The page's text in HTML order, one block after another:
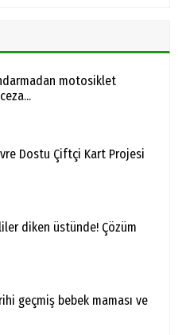
motosiklet
Dostu Çiftçi Kart Projesi
diken üstünde! Çözüm
geçmiş bebek maması ve